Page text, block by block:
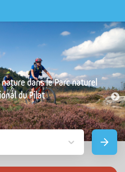
dans le Parc naturel
du Pilat